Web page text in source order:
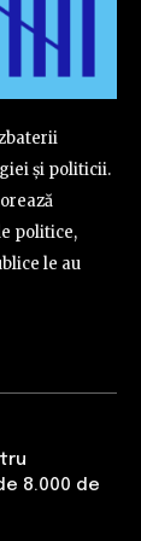
și politicii.
politice,
le au
8.000 de